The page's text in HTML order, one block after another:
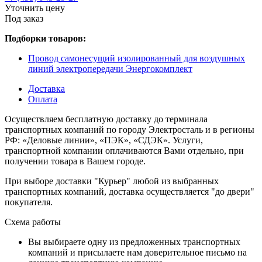
Уточнить цену
Под заказ
Подборки товаров:
Провод самонесущий изолированный для воздушных
линий электропередачи Энергокомплект
Доставка
Оплата
Осуществляем бесплатную доставку до терминала
транспортных компаний по городу Электросталь и в регионы
РФ: «Деловые линии», «ПЭК», «СДЭК». Услуги,
транспортной компании оплачиваются Вами отдельно, при
получении товара в Вашем городе.
При выборе доставки "Курьер" любой из выбранных
транспортных компаний, доставка осуществляется "до двери"
покупателя.
Схема работы
Вы выбираете одну из предложенных транспортных
компаний и присылаете нам доверительное письмо на